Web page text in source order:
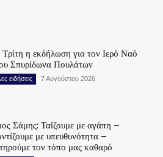
η εκδήλωση για τον Ιερό Ναό
Σπυρίδωνα Πουλάτων
ειδήσεις 7 Αυγούστου 2026
Σάμης: Ταΐζουμε με αγάπη –
με υπευθυνότητα –
τον τόπο μας καθαρό